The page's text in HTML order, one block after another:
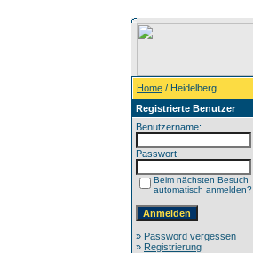
Home / Heidelberg
Registrierte Benutzer
Benutzername:
Passwort:
Beim nächsten Besuch
automatisch anmelden?
» Password vergessen
» Registrierung